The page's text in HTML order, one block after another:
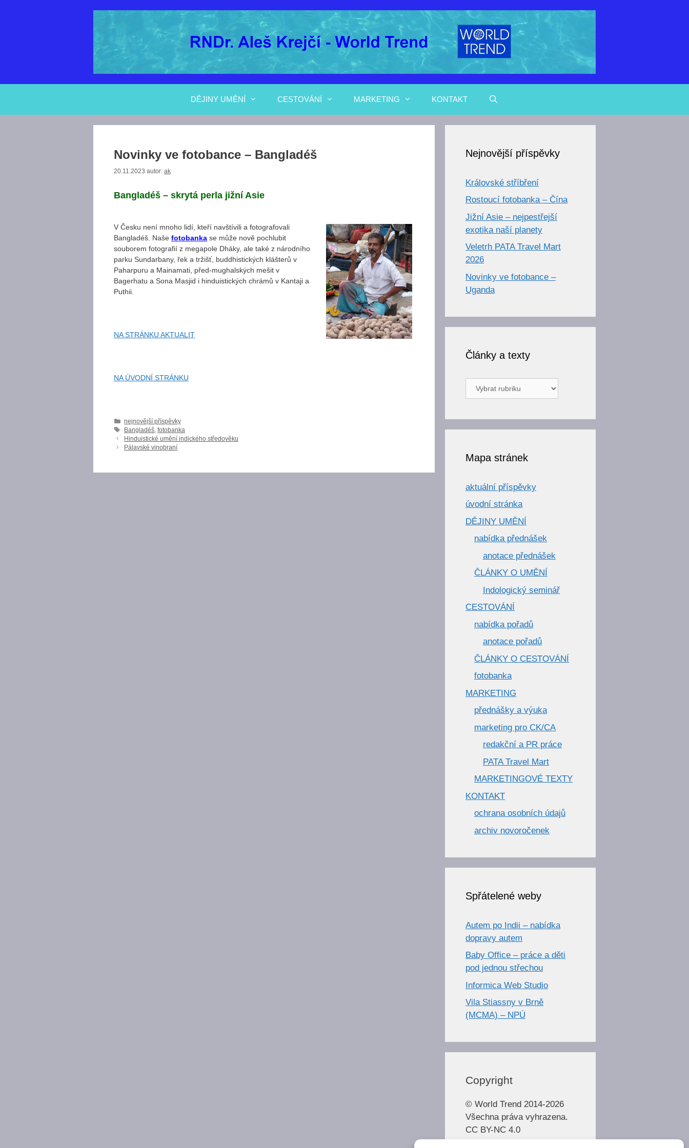
DĚJINY UMĚNÍ CESTOVÁNÍ MARKETING KONTAKT
Novinky ve fotobance – Bangladéš
20.11.2023 autor: ak
Bangladéš – skrytá perla jižní Asie
V Česku není mnoho lidí, kteří navštívili a fotografovali
Bangladéš. Naše fotobanka se může nově pochlubit
souborem fotografií z megapole Dháky, ale také z národního
parku Sundarbany, řek a tržišť, buddhistických klášterů v
Paharpuru a Mainamati, před-mughalských mešit v
Bagerhatu a Sona Masjid i hinduistických chrámů v Kantaji a
Puthii.
NA STRÁNKU AKTUALIT
NA ÚVODNÍ STRÁNKU
Rubriky
nejnovější příspěvky
Štítky
Bangladéš ,fotobanka
Hinduistické umění indického středověku
Pálavské vinobraní
Nejnovější příspěvky
Královské stříbření
Rostoucí fotobanka – Čína
Jižní Asie – nejpestřejší
exotika naší planety
Veletrh PATA Travel Mart
2026
Novinky ve fotobance –
Uganda
Články a texty
Články
a
Mapa stránek
aktuální příspěvky
úvodní stránka
DĚJINY UMĚNÍ
nabídka přednášek
anotace přednášek
ČLÁNKY O UMĚNÍ
Indologický seminář
CESTOVÁNÍ
nabídka pořadů
anotace pořadů
ČLÁNKY O CESTOVÁNÍ
fotobanka
MARKETING
přednášky a výuka
marketing pro CK/CA
redakční a PR práce
PATA Travel Mart
MARKETINGOVÉ TEXTY
KONTAKT
ochrana osobních údajů
archiv novoročenek
Spřátelené weby
Autem po Indii – nabídka
dopravy autem
Baby Office – práce a děti
pod jednou střechou
Informica Web Studio
Vila Stiassny v Brně
(MCMA) – NPÚ
Copyright
© World Trend 2014-2026
Všechna práva vyhrazena.
CC BY-NC 4.0